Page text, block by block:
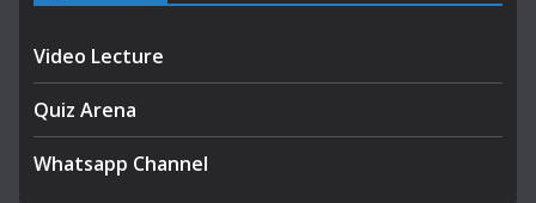
Video Lecture
Quiz Arena
Whatsapp Channel